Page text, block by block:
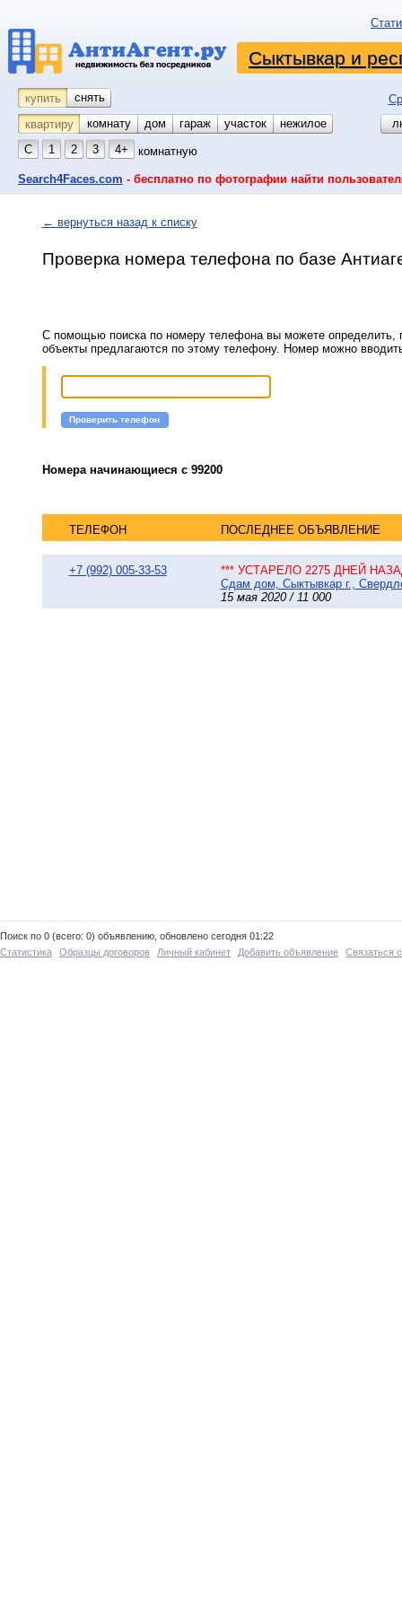
Сыктывкар и
купить снять
квартиру
комнату койко-место
дом гараж участок
нежилое
С
1 2 3 4+ комнатную
Search4Faces.com - бесплатно по фотографии найти
← вернуться назад к списку
Проверка номера телефона по базе
С помощью поиска по номеру телефона вы можете определить,
объекты предлагаются по этому телефону. Номер можно
Проверить телефон
Номера начинающиеся с 99200
ТЕЛЕФОН ПОСЛЕДНЕЕ ОБЪЯВЛЕНИЕ
+7 (992) 005-33-53
*** УСТАРЕЛО 2275 ДНЕЙ
Сдам дом, Сыктывкар г.,
15 мая 2020 / 11 000
Поиск по 0 (всего: 0) объявлению, обновлено сегодня 01:22
Статистика
Образцы договоров Личный кабинет Добавить объявление Связаться